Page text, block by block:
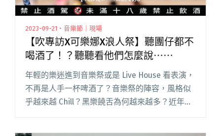
2023-09-21・音樂節｜現場
【吹專訪X可樂娜X浪人祭】聽團仔都不
喝酒了！？聽聽看他們怎麼說⋯⋯
年輕的樂迷進到音樂祭或是 Live House 看表演，
不再是人手一杯啤酒了？音樂祭的陣容，風格似
乎越來越 Chill？黑樂饒舌為何越來越多？近年常